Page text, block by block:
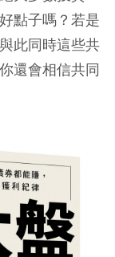
點子嗎？若是
此同時這些共
還會相信共同